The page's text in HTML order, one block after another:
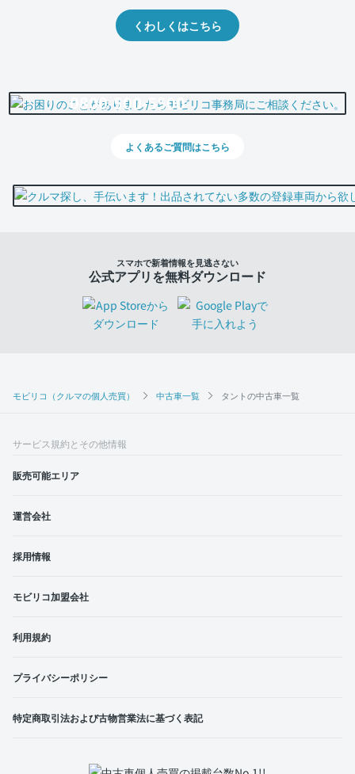
モビリコ（クルマの個人売買） 中古車一覧 タントの中古車一覧
くわしくはこちら
0800-500-5500
よくあるご質問はこちら
スマホで新着情報を見逃さない
公式アプリを無料ダウンロード
サービス規約とその他情報
販売可能エリア
運営会社
採用情報
モビリコ加盟会社
利用規約
プライバシーポリシー
特定商取引法および古物営業法に基づく表記